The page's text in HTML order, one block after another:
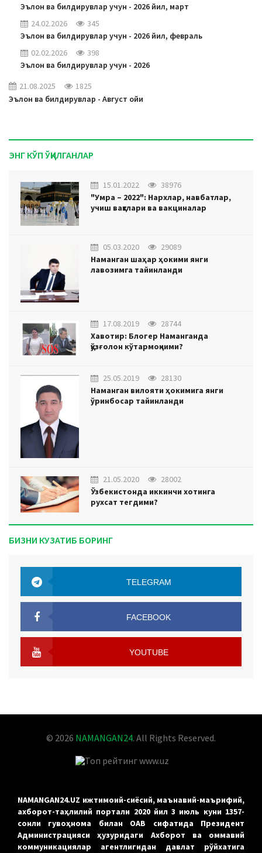
Эълон ва билдирувлар учун - 2026 йил, март
24.02.2026
345
Эълон ва билдирувлар учун - 2026 йил, февраль
02.02.2026
398
Эълон ва билдирувлар учун - 2026
21.08.2025
1825
Эълон ва билдирувлар - Август ойи
ЭНГ КЎП ЎҚИЛГАНЛАР
15.01.2022
38976
"Умра – 2022": Нархлар, навбатлар,
учиш вақтлари ва вакциналар
05.03.2020
29089
Наманган шаҳар ҳокими янги
лавозимга тайинланди
17.08.2019
28744
Хавотир: Блогер Наманганда
қўзғолон кўтармоқчими?
25.05.2019
28130
Наманган вилояти ҳокимига янги
ўринбосар тайинланди
21.05.2020
28002
Ўзбекистонда иккинчи хотинга
рухсат тегдими?
БИЗНИ КУЗАТИБ БОРИНГ
TELEGRAM
FACEBOOK
YOUTUBE
© 2026 NAMANGAN24. All Rights Reserved.
NAMANGAN24.UZ ижтимоий-сиёсий, маънавий-маърифий,
ахборот-таҳлилий портали 2020 йил 3 июль куни 1357-
сонли гувоҳнома билан ОАВ сифатида Президент
Администрацияси ҳузуридаги Ахборот ва оммавий
коммуникациялар агентлигидан давлат рўйхатига